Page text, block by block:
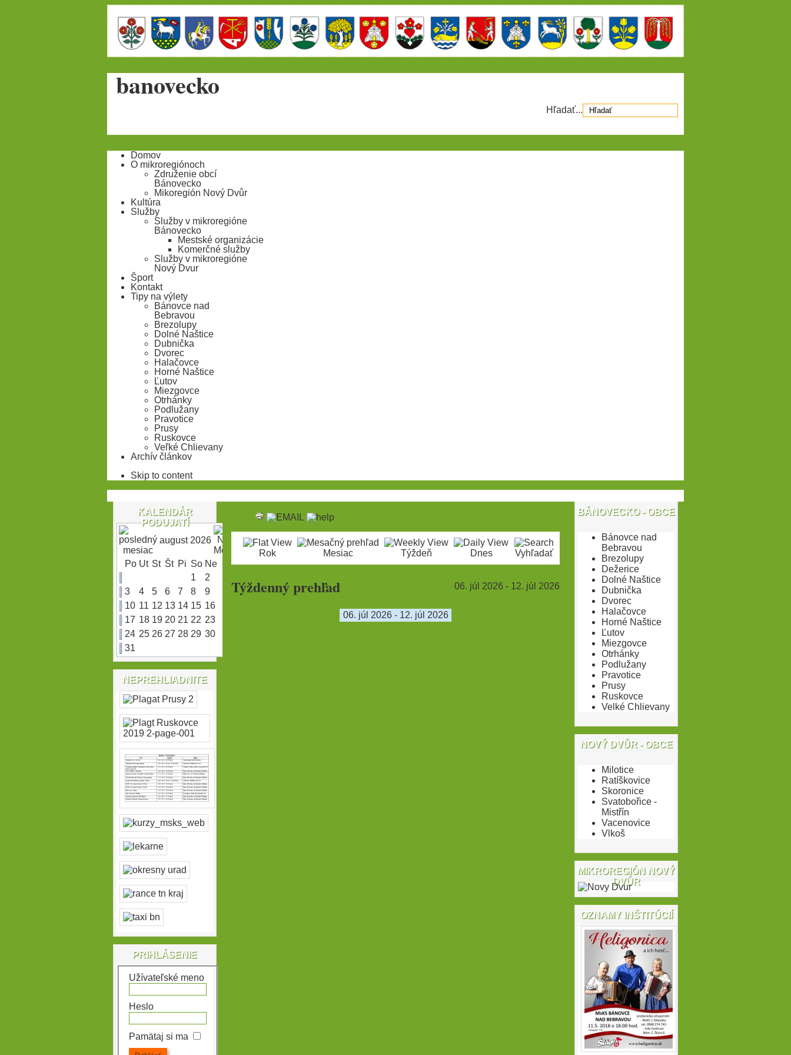
banovecko
Hľadať...
Domov
O mikroregiónoch
Združenie obcí
Bánovecko
Mikoregión Nový Dvůr
Kultúra
Služby
Služby v mikroregióne
Bánovecko
Mestské organizácie
Komerčné služby
Služby v mikroregióne
Nový Dvur
Šport
Kontakt
Tipy na výlety
Bánovce nad
Bebravou
Brezolupy
Dolné Naštice
Dubnička
Dvorec
Halačovce
Horné Naštice
Ľutov
Miezgovce
Otrhánky
Podlužany
Pravotice
Prusy
Ruskovce
Veľké Chlievany
Archív článkov
Skip to content
Rok Mesiac Týždeň Dnes Vyhľadať
Týždenný prehľad 06. júl 2026 - 12. júl 2026
06. júl 2026 - 12. júl 2026
KALENDÁR
PODUJATÍ
august 2026
Po Ut St Št Pi So Ne
1
2
3
4 5 6 7 8
9
10 11 12 13 14 15 16
17 18 19 20 21 22 23
24 25 26 27 28 29 30
31
NEPREHLIADNITE
PRIHLÁSENIE
Užívateľské meno
Heslo
Pamätaj si ma
BÁNOVECKO - OBCE
Bánovce nad
Bebravou
Brezolupy
Dežerice
Dolné Naštice
Dubnička
Dvorec
Halačovce
Horné Naštice
Ľutov
Miezgovce
Otrhánky
Podlužany
Pravotice
Prusy
Ruskovce
Velké Chlievany
NOVÝ DVŮR - OBCE
Milotice
Ratíškovice
Skoronice
Svatobořice -
Mistřín
Vacenovice
Vlkoš
MIKROREGIÓN NOVÝ
DVŮR
OZNAMY INŠTITÚCIÍ